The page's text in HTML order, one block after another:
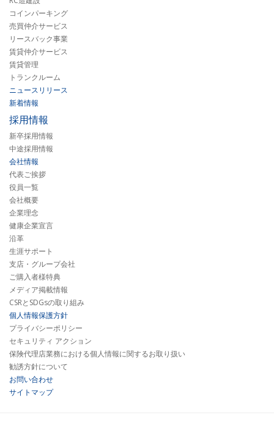
コインパーキング
売買仲介サービス
リースバック事業
賃貸仲介サービス
賃貸管理
トランクルーム
ニュースリリース
新着情報
採用情報
新卒採用情報
中途採用情報
会社情報
代表ご挨拶
役員一覧
会社概要
企業理念
健康企業宣言
沿革
生涯サポート
支店・グループ会社
ご購入者様特典
メディア掲載情報
CSRとSDGsの取り組み
個人情報保護方針
プライバシーポリシー
セキュリティ アクション
保険代理店業務における個人情報に関するお取り扱い
勧誘方針について
お問い合わせ
サイトマップ